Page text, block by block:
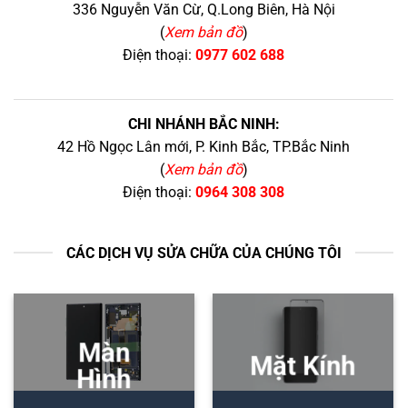
336 Nguyễn Văn Cừ, Q.Long Biên, Hà Nội
(Xem bản đồ)
Điện thoại: 0977 602 688
CHI NHÁNH BẮC NINH:
42 Hồ Ngọc Lân mới, P. Kinh Bắc, TP.Bắc Ninh
(Xem bản đồ)
Điện thoại: 0964 308 308
CÁC DỊCH VỤ SỬA CHỮA CỦA CHÚNG TÔI
Màn
Hình
Mặt Kính